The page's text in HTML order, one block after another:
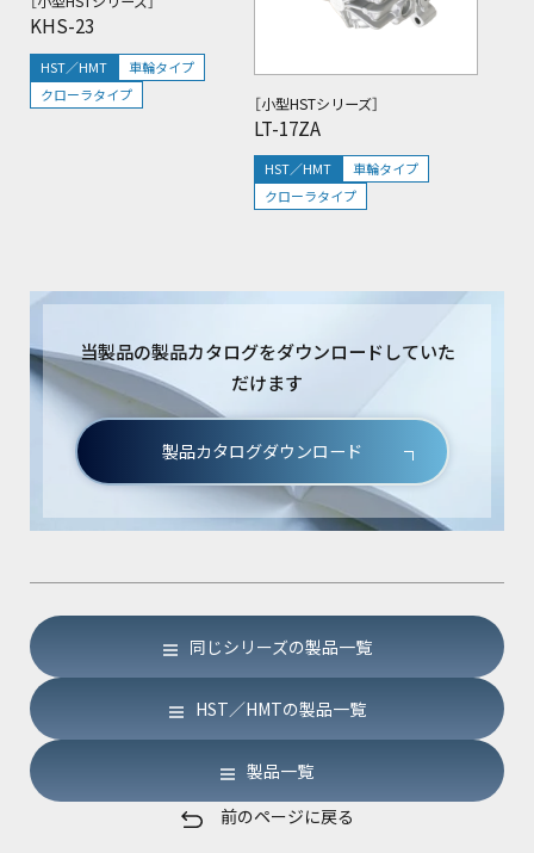
KHS-23
HST／HMT
車輪タイプ
クローラタイプ
［小型HSTシリーズ］
LT-17ZA
HST／HMT
車輪タイプ
クローラタイプ
当製品の製品カタログをダウンロードしていた
だけます
製品カタログダウンロード
同じシリーズの製品一覧
HST／HMTの製品一覧
製品一覧
前のページに戻る